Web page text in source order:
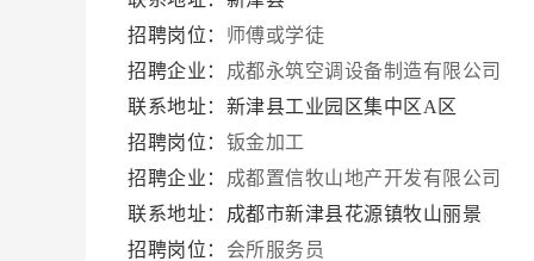
招聘岗位： 师傅或学徒
招聘企业： 成都永筑空调设备制造有限公司
联系地址：新津县工业园区集中区A区
招聘岗位： 钣金加工
招聘企业： 成都置信牧山地产开发有限公司
联系地址：成都市新津县花源镇牧山丽景
招聘岗位： 会所服务员